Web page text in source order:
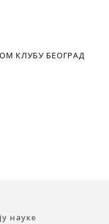
КЛУБУ БЕОГРАД
науке